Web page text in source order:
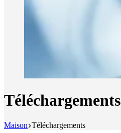
Téléchargements
Maison Téléchargements